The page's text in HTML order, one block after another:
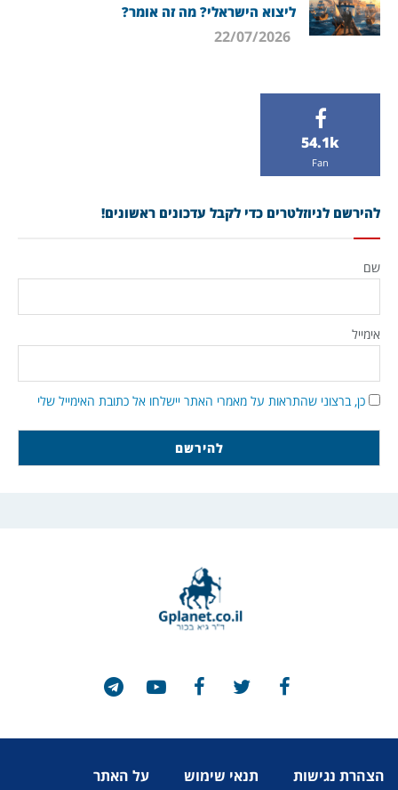
ליצוא הישראלי? מה זה אומר?
54.1k
Fan
להירשם לניוזלטרים כדי לקבל עדכונים ראשונים!
שם
אימייל
כן, ברצוני שהתראות על מאמרי האתר יישלחו אל כתובת האימייל שלי
הצהרת נגישות תנאי שימוש על האתר